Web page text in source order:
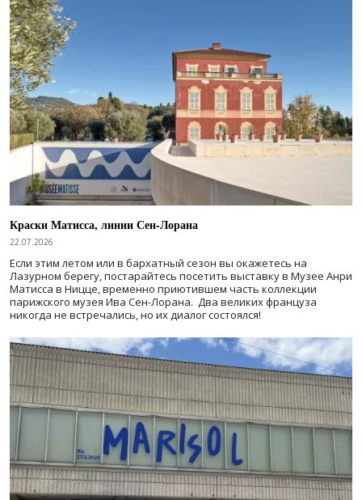
Краски Матисса, линии Сен-Лорана
22.07.2026
Если этим летом или в бархатный сезон вы окажетесь на
Лазурном берегу, постарайтесь посетить выставку в Музее Анри
Матисса в Ницце, временно приютившем часть коллекции
парижского музея Ива Сен-Лорана. Два великих француза
никогда не встречались, но их диалог состоялся!